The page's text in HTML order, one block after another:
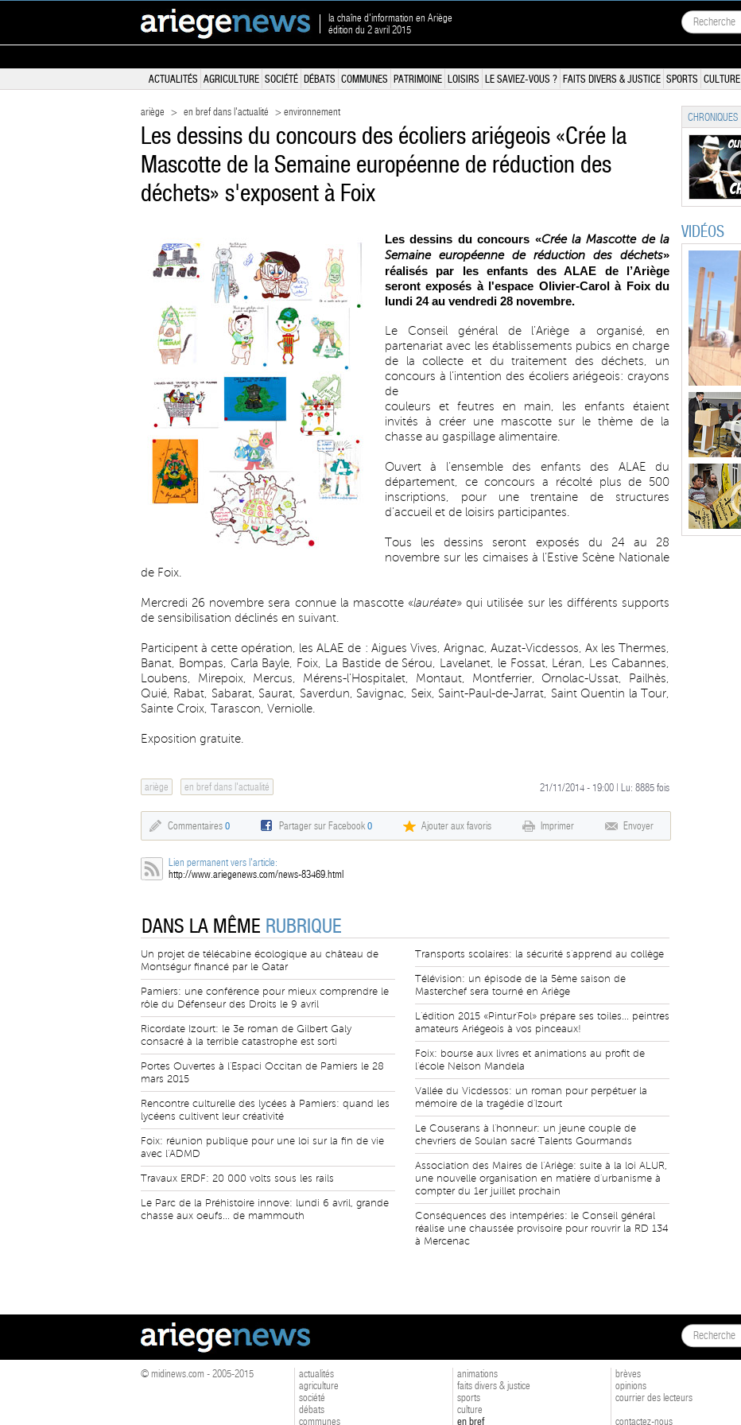
la chaîne d'information en Ariège
édition du 2 avril 2015
ACTUALITÉS AGRICULTURE SOCIÉTÉ DÉBATS COMMUNES PATRIMOINE LOISIRS LE SAVIEZ-VOUS ? FAITS DIVERS & JUSTICE SPORTS CULTURE
ariège > en bref dans l'actualité > environnement
Les dessins du concours des écoliers ariégeois «Crée la
Mascotte de la Semaine européenne de réduction des
déchets» s'exposent à Foix
Les dessins du concours «Crée la Mascotte de la
Semaine européenne de réduction des déchets»
réalisés par les enfants des ALAE de l’Ariège
seront exposés à l'espace Olivier-Carol à Foix du
lundi 24 au vendredi 28 novembre.
Le Conseil général de l’Ariège a organisé, en
partenariat avec les établissements pubics en charge
de la collecte et du traitement des déchets, un
concours à l’intention des écoliers ariégeois: crayons
de
couleurs et feutres en main, les enfants étaient
invités à créer une mascotte sur le thème de la
chasse au gaspillage alimentaire.
Ouvert à l’ensemble des enfants des ALAE du
département, ce concours a récolté plus de 500
inscriptions, pour une trentaine de structures
d’accueil et de loisirs participantes.
Tous les dessins seront exposés du 24 au 28
novembre sur les cimaises à l’Estive Scène Nationale
de Foix.
Mercredi 26 novembre sera connue la mascotte «lauréate» qui utilisée sur les différents supports
de sensibilisation déclinés en suivant.
Participent à cette opération, les ALAE de : Aigues Vives, Arignac, Auzat-Vicdessos, Ax les Thermes,
Banat, Bompas, Carla Bayle, Foix, La Bastide de Sérou, Lavelanet, le Fossat, Léran, Les Cabannes,
Loubens, Mirepoix, Mercus, Mérens-l'Hospitalet, Montaut, Montferrier, Ornolac-Ussat, Pailhès,
Quié, Rabat, Sabarat, Saurat, Saverdun, Savignac, Seix, Saint-Paul-de-Jarrat, Saint Quentin la Tour,
Sainte Croix, Tarascon, Verniolle.
Exposition gratuite.
ariège en bref dans l'actualité 21/11/2014 - 19:00 | Lu: 8885 fois
Commentaires 0 Partager sur Facebook0 Ajouter aux favoris Imprimer Envoyer
Lien permanent vers l'article:
http://www.ariegenews.com/news-83469.html
DANS LA MÊME RUBRIQUE
Un projet de télécabine écologique au château de
Montségur financé par le Qatar
Pamiers: une conférence pour mieux comprendre le
rôle du Défenseur des Droits le 9 avril
Ricordate Izourt: le 3e roman de Gilbert Galy
consacré à la terrible catastrophe est sorti
Portes Ouvertes à l'Espaci Occitan de Pamiers le 28
mars 2015
Rencontre culturelle des lycées à Pamiers: quand les
lycéens cultivent leur créativité
Foix: réunion publique pour une loi sur la fin de vie
avec l'ADMD
Travaux ERDF: 20 000 volts sous les rails
Le Parc de la Préhistoire innove: lundi 6 avril, grande
chasse aux oeufs... de mammouth
Transports scolaires: la sécurité s'apprend au collège
Télévision: un épisode de la 5ème saison de
Masterchef sera tourné en Ariège
L'édition 2015 «Pintur'Fol» prépare ses toiles... peintres
amateurs Ariégeois à vos pinceaux!
Foix: bourse aux livres et animations au profit de
l'école Nelson Mandela
Vallée du Vicdessos: un roman pour perpétuer la
mémoire de la tragédie d'Izourt
Le Couserans à l'honneur: un jeune couple de
chevriers de Soulan sacré Talents Gourmands
Association des Maires de l'Ariège: suite à la loi ALUR,
une nouvelle organisation en matière d'urbanisme à
compter du 1er juillet prochain
Conséquences des intempéries: le Conseil général
réalise une chaussée provisoire pour rouvrir la RD 134
à Mercenac
CHRONIQUES
VIDÉOS
© midinews.com - 2005-2015
actualités
agriculture
société
débats
communes
animations
faits divers & justice
sports
culture
en bref
brèves
opinions
courrier des lecteurs
contactez-nous